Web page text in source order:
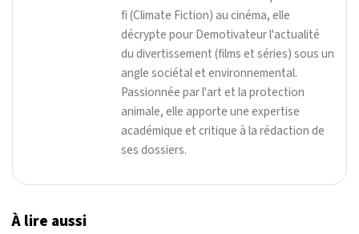
fi (Climate Fiction) au cinéma, elle
décrypte pour Demotivateur l'actualité
du divertissement (films et séries) sous un
angle sociétal et environnemental.
Passionnée par l'art et la protection
animale, elle apporte une expertise
académique et critique à la rédaction de
ses dossiers.
À lire aussi